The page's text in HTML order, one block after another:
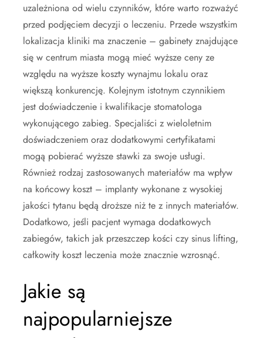
uzależniona od wielu czynników, które warto rozważyć
przed podjęciem decyzji o leczeniu. Przede wszystkim
lokalizacja kliniki ma znaczenie – gabinety znajdujące
się w centrum miasta mogą mieć wyższe ceny ze
względu na wyższe koszty wynajmu lokalu oraz
większą konkurencję. Kolejnym istotnym czynnikiem
jest doświadczenie i kwalifikacje stomatologa
wykonującego zabieg. Specjaliści z wieloletnim
doświadczeniem oraz dodatkowymi certyfikatami
mogą pobierać wyższe stawki za swoje usługi.
Również rodzaj zastosowanych materiałów ma wpływ
na końcowy koszt – implanty wykonane z wysokiej
jakości tytanu będą droższe niż te z innych materiałów.
Dodatkowo, jeśli pacjent wymaga dodatkowych
zabiegów, takich jak przeszczep kości czy sinus lifting,
całkowity koszt leczenia może znacznie wzrosnąć.
Jakie są
najpopularniejsze